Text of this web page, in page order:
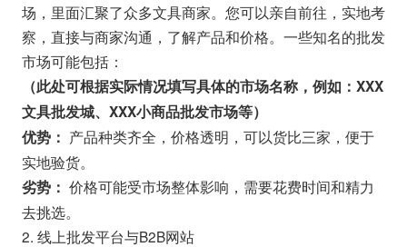
场，里面汇聚了众多文具商家。您可以亲自前往，实地考
察，直接与商家沟通，了解产品和价格。一些知名的批发
市场可能包括：
（此处可根据实际情况填写具体的市场名称，例如：XXX
文具批发城、XXX小商品批发市场等）
优势： 产品种类齐全，价格透明，可以货比三家，便于
实地验货。
劣势： 价格可能受市场整体影响，需要花费时间和精力
去挑选。
2. 线上批发平台与B2B网站